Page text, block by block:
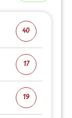
40
17
19